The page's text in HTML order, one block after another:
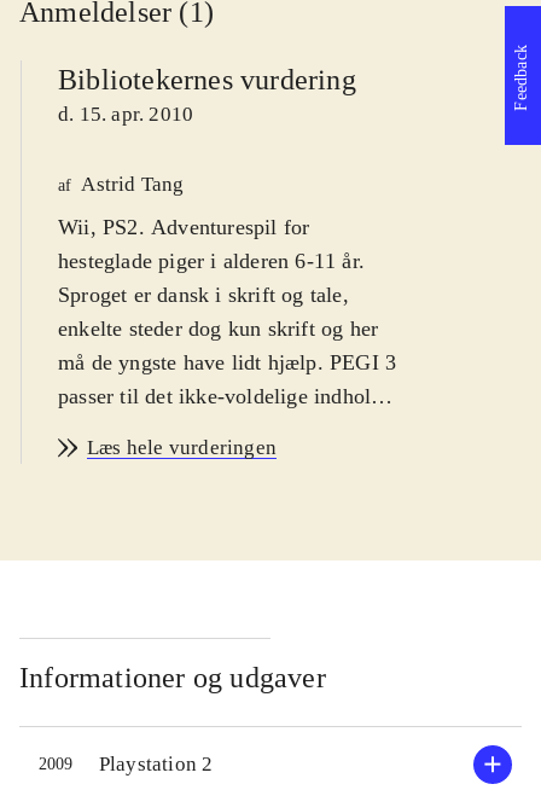
Anmeldelser (1)
Bibliotekernes vurdering
d. 15. apr. 2010
af Astrid Tang
Wii, PS2. Adventurespil for
hesteglade piger i alderen 6-11 år.
Sproget er dansk i skrift og tale,
enkelte steder dog kun skrift og her
må de yngste have lidt hjælp. PEGI 3
passer til det ikke-voldelige indhold.
spilversionerne og styringen
rideklubber. Her møder spilleren
altmuligmanden m.fl. Hver person
har brug for hjælp eller tilbyder
spilleren at deltage i et løb.
Opgaverne går typisk ud på at hente
eller finde genstande, heste eller
Læs hele vurderingen
Informationer og udgaver
2009 Playstation 2
Feedback